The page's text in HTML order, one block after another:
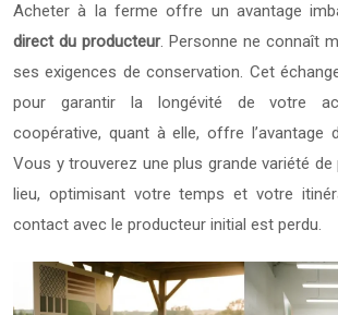
Acheter à la ferme offre un avantage
direct du producteur. Personne ne connaît
ses exigences de conservation. Cet
pour garantir la longévité de votre
coopérative, quant à elle, offre l’avantage
Vous y trouverez une plus grande variété
lieu, optimisant votre temps et votre
contact avec le producteur initial est perdu.